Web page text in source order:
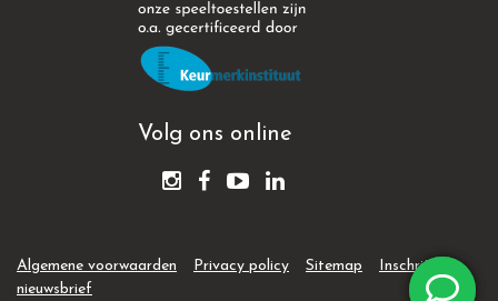
Volg ons online
Algemene voorwaarden Privacy policy Sitemap
Inschrijven
nieuwsbrief